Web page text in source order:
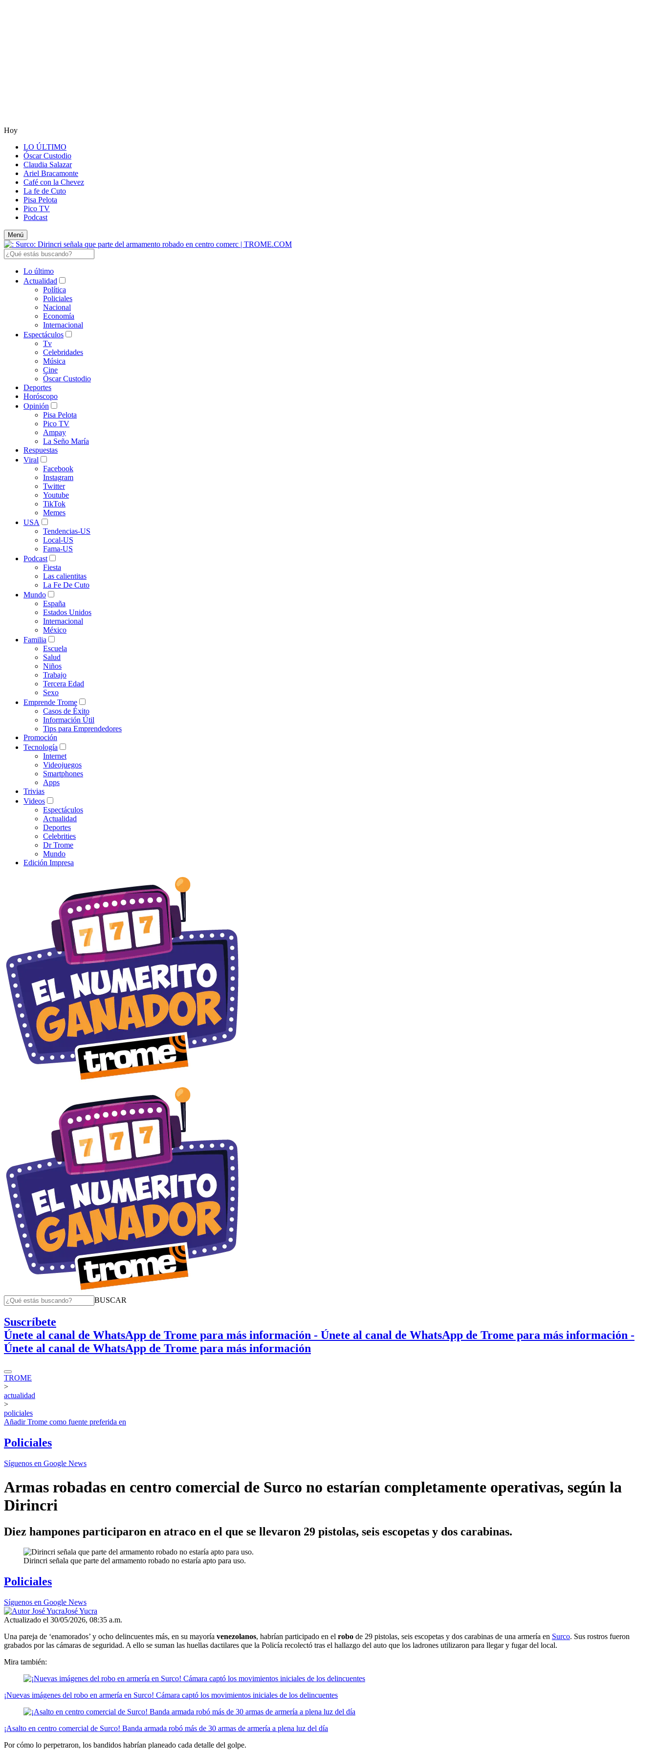
Hoy
LO ÚLTIMO
Óscar Custodio
Claudia Salazar
Ariel Bracamonte
Café con la Chevez
La fe de Cuto
Pisa Pelota
Pico TV
Podcast
Menú
Lo último
Actualidad
Política
Policiales
Nacional
Economía
Internacional
Espectáculos
Tv
Celebridades
Música
Cine
Óscar Custodio
Deportes
Horóscopo
Opinión
Pisa Pelota
Pico TV
Ampay
La Seño María
Respuestas
Viral
Facebook
Instagram
Twitter
Youtube
TikTok
Memes
USA
Tendencias-US
Local-US
Fama-US
Podcast
Fiesta
Las calientitas
La Fe De Cuto
Mundo
España
Estados Unidos
Internacional
México
Familia
Escuela
Salud
Niños
Trabajo
Tercera Edad
Sexo
Emprende Trome
Casos de Éxito
Información Útil
Tips para Emprendedores
Promoción
Tecnología
Internet
Videojuegos
Smartphones
Apps
Trivias
Videos
Espectáculos
Actualidad
Deportes
Celebrities
Dr Trome
Mundo
Edición Impresa
BUSCAR
Suscríbete
Únete al canal de WhatsApp de Trome para más información - Únete al canal de WhatsApp de Trome para más información -
Únete al canal de WhatsApp de Trome para más información
TROME
>
actualidad
>
policiales
AñadirTrome como fuente preferida en
Policiales
Síguenos en Google News
Armas robadas en centro comercial de Surco no estarían completamente operativas, según la
Dirincri
Diez hampones participaron en atraco en el que se llevaron 29 pistolas, seis escopetas y dos carabinas.
Dirincri señala que parte del armamento robado no estaría apto para uso.
Policiales
Síguenos en Google News
José Yucra
Actualizado el 30/05/2026, 08:35 a.m.
Una pareja de ‘enamorados’ y ocho delincuentes más, en su mayoría venezolanos, habrían participado en el robo de 29 pistolas, seis escopetas y dos carabinas de una armería en Surco. Sus rostros fueron
grabados por las cámaras de seguridad. A ello se suman las huellas dactilares que la Policía recolectó tras el hallazgo del auto que los ladrones utilizaron para llegar y fugar del local.
Mira también:
¡Nuevas imágenes del robo en armería en Surco! Cámara captó los movimientos iniciales de los delincuentes
¡Asalto en centro comercial de Surco! Banda armada robó más de 30 armas de armería a plena luz del día
Por cómo lo perpetraron, los bandidos habrían planeado cada detalle del golpe.